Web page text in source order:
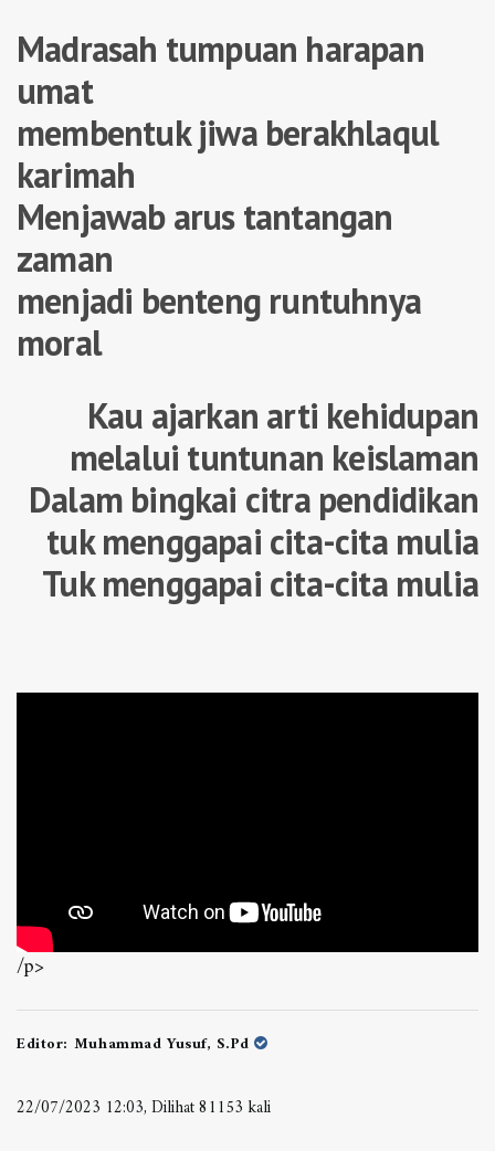
Madrasah tumpuan harapan
umat
membentuk jiwa berakhlaqul
karimah
Menjawab arus tantangan
zaman
menjadi benteng runtuhnya
moral
Kau ajarkan arti kehidupan
melalui tuntunan keislaman
Dalam bingkai citra pendidikan
tuk menggapai cita-cita mulia
Tuk menggapai cita-cita mulia
/p>
Editor: Muhammad Yusuf, S.Pd
22/07/2023 12:03, Dilihat 81153 kali